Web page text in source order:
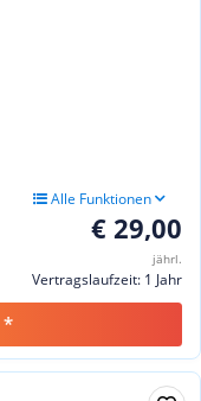
Alle Funktionen
€ 29,00
jährl.
Vertragslaufzeit: 1 Jahr
*